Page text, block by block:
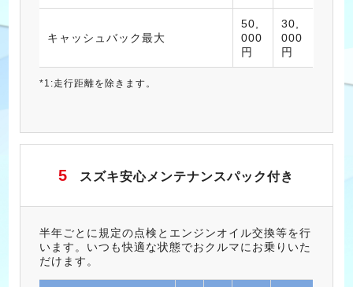
キャッシュバック最大
50,
000
円
30,
000
円
*1:走行距離を除きます。
5 スズキ安心メンテナンスパック付き
半年ごとに規定の点検とエンジンオイル交換等を行
います。いつも快適な状態でおクルマにお乗りいた
だけます。